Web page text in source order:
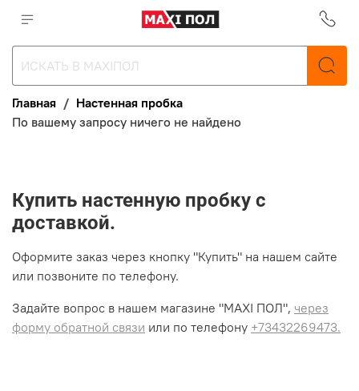
Главная
Настенная пробка
По вашему запросу ничего не найдено
Купить настенную пробку с
доставкой.
Оформите заказ через кнопку "Купить" на нашем сайте
или позвоните по телефону.
Задайте вопрос в нашем магазине "MAXI ПОЛ", через
форму обратной связи или по телефону +73432269473.